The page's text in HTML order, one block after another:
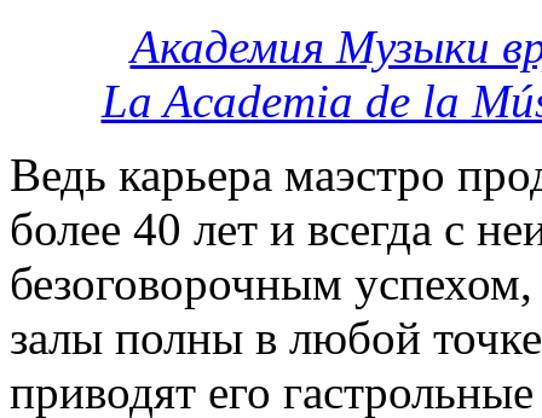
Академия Музыки
La Academia de la
Ведь карьера маэстро
более 40 лет и всегда с
безоговорочным успехом,
залы полны в любой
приводят его